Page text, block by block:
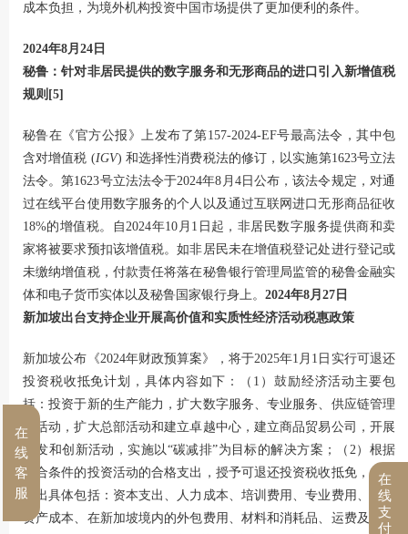
成本负担，为境外机构投资中国市场提供了更加便利的条件。
2024年8月24日
秘鲁：针对非居民提供的数字服务和无形商品的进口引入新增值税
规则[5]
秘鲁在《官方公报》上发布了第157-2024-EF号最高法令，其中包
含对增值税 (IGV) 和选择性消费税法的修订，以实施第1623号立法
法令。第1623号立法法令于2024年8月4日公布，该法令规定，对通
过在线平台使用数字服务的个人以及通过互联网进口无形商品征收
18%的增值税。自2024年10月1日起，非居民数字服务提供商和卖
家将被要求预扣该增值税。如非居民未在增值税登记处进行登记或
未缴纳增值税，付款责任将落在秘鲁银行管理局监管的秘鲁金融实
体和电子货币实体以及秘鲁国家银行身上。 2024年8月27日
新加坡出台支持企业开展高价值和实质性经济活动税惠政策
新加坡公布《2024年财政预算案》，将于2025年1月1日实行可退还
投资税收抵免计划，具体内容如下：（1）鼓励经济活动主要包
括：投资于新的生产能力，扩大数字服务、专业服务、供应链管理
等活动，扩大总部活动和建立卓越中心，建立商品贸易公司，开展
研发和创新活动，实施以“碳减排”为目标的解决方案；（2）根据
符合条件的投资活动的合格支出，授予可退还投资税收抵免，合格
支出具体包括：资本支出、人力成本、培训费用、专业费用、无形
资产成本、在新加坡境内的外包费用、材料和消耗品、运费及物流
在
线
客
服
在
线
支
付